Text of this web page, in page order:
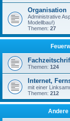
Organisation
Administrative
Modellbau!)
Themen: 27
Themen: 124
Internet,
mit einer
Themen: 212
Andere